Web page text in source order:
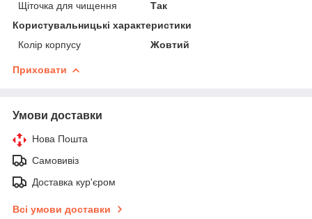
Щіточка для чищення
Так
Користувальницькі характеристики
Колір корпусу
Жовтий
Приховати
Умови доставки
Нова Пошта
Самовивіз
Доставка кур'єром
Всі умови доставки